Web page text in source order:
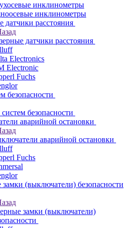
инклинометры
инклинометры
датчики расстояния
датчики расстояния
Electronics
Electronic
Fuchs
безопасности
безопасности
аварийной остановки
аварийной остановки
Fuchs
(выключатели) безопасности
замки (выключатели)